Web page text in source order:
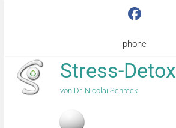
phone
Stress-Detox
von Dr. Nicolai Schreck